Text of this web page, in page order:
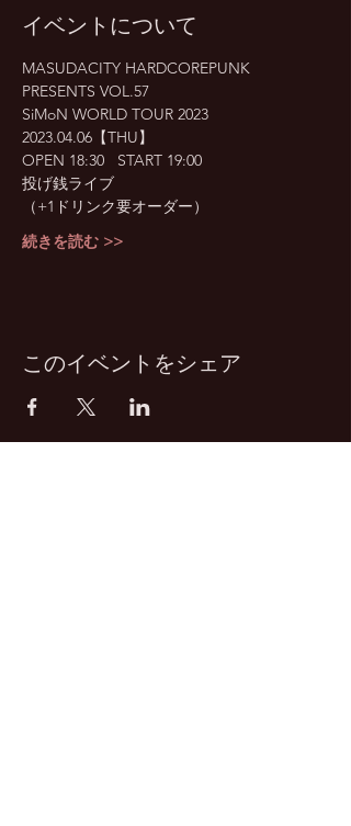
イベントについて
MASUDACITY HARDCOREPUNK
PRESENTS VOL.57
SiMoN WORLD TOUR 2023
2023.04.06【THU】
OPEN 18:30   START 19:00
投げ銭ライブ
（+1ドリンク要オーダー）
続きを読む >>
このイベントをシェア